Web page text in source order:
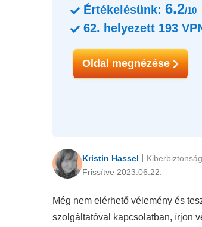
Értékelésünk: 6.2/10
62. helyezett 193
Oldal megnézése
Kristin Hassel
Frissítve 2023.06.22.
Még nem elérhető vélemény és
szolgáltatóval kapcsolatban, írjon